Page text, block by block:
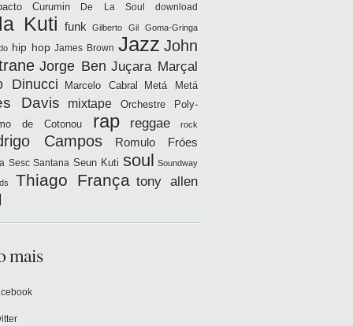
Curumin De La Soul download
Kuti funk Gilberto Gil Goma-Gringa
hip hop James Brown Jazz John
Jorge Ben Juçara Marçal
Dinucci Marcelo Cabral Metá Metá
Davis mixtape
Orchestre Poly-
de Cotonou
rap reggae rock
Campos Romulo Fróes
Sesc Santana Seun Kuti soul Soundway
Thiago França tony allen
mais